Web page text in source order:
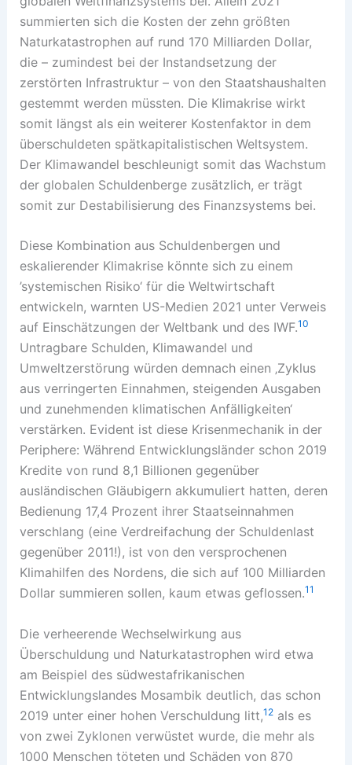
summierten sich die Kosten der zehn größten
Naturkatastrophen auf rund 170 Milliarden Dollar,
die – zumindest bei der Instandsetzung der
zerstörten Infrastruktur – von den Staatshaushalten
gestemmt werden müssten. Die Klimakrise wirkt
somit längst als ein weiterer Kostenfaktor in dem
überschuldeten spätkapitalistischen Weltsystem.
Der Klimawandel beschleunigt somit das Wachstum
der globalen Schuldenberge zusätzlich, er trägt
somit zur Destabilisierung des Finanzsystems bei.
Diese Kombination aus Schuldenbergen und
eskalierender Klimakrise könnte sich zu einem
’systemischen Risiko‘ für die Weltwirtschaft
entwickeln, warnten US-Medien 2021 unter Verweis
auf Einschätzungen der Weltbank und des IWF.10
Untragbare Schulden, Klimawandel und
Umweltzerstörung würden demnach einen ‚Zyklus
aus verringerten Einnahmen, steigenden Ausgaben
und zunehmenden klimatischen Anfälligkeiten‘
verstärken. Evident ist diese Krisenmechanik in der
Periphere: Während Entwicklungsländer schon 2019
Kredite von rund 8,1 Billionen gegenüber
ausländischen Gläubigern akkumuliert hatten, deren
Bedienung 17,4 Prozent ihrer Staatseinnahmen
verschlang (eine Verdreifachung der Schuldenlast
gegenüber 2011!), ist von den versprochenen
Klimahilfen des Nordens, die sich auf 100 Milliarden
Dollar summieren sollen, kaum etwas geflossen.11
Die verheerende Wechselwirkung aus
Überschuldung und Naturkatastrophen wird etwa
am Beispiel des südwestafrikanischen
Entwicklungslandes Mosambik deutlich, das schon
2019 unter einer hohen Verschuldung litt,12als es
von zwei Zyklonen verwüstet wurde, die mehr als
1000 Menschen töteten und Schäden von 870